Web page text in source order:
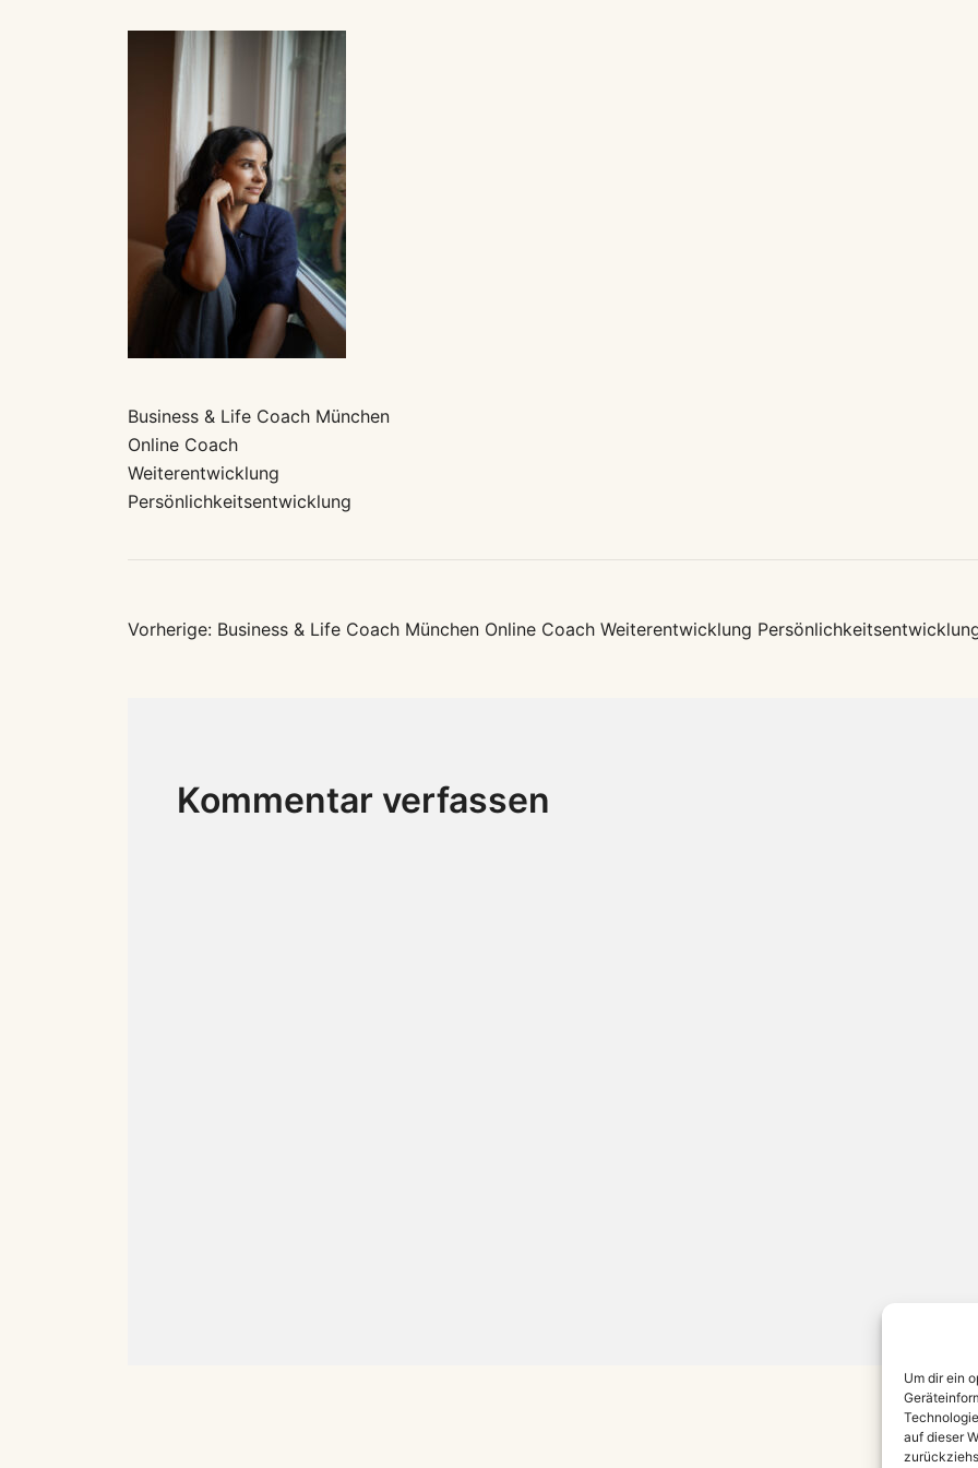
Um dir ein
auf dieser
Business & Life Coach München
Online Coach
Weiterentwicklung
Persönlichkeitsentwicklung
Beitragsnavigation
Vorherige: Business & Life Coach München Online Coach Weiterentwicklung
Kommentar verfassen